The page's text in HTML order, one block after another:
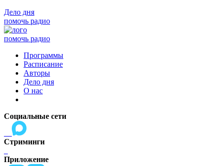
Дело дня
помочь радио
помочь радио
Программы
Расписание
Авторы
Дело дня
О нас
Социальные сети
Стриминги
Приложение